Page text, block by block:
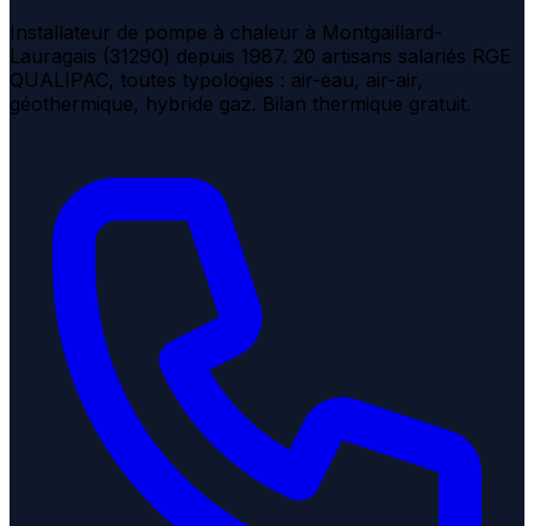
Installateur de pompe à chaleur à Montgaillard-
Lauragais (31290) depuis 1987. 20 artisans salariés RGE
QUALIPAC, toutes typologies : air-eau, air-air,
géothermique, hybride gaz. Bilan thermique gratuit.